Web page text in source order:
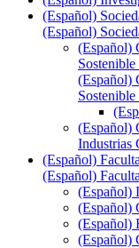
(Español)
(Español)
(Español)
(Español)
(Español)
Industrias
(Español)
(Español)
(Español)
(Español)
(Español)
(Español)